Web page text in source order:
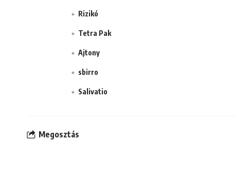
Rizikó
Tetra Pak
Ajtony
sbirro
Salivatio
Megosztás